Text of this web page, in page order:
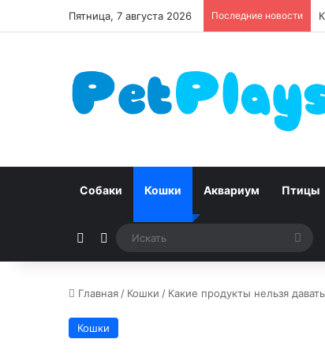
Пятница, 7 августа 2026 Последние новости
Собаки Кошки Аквариум Птицы
Случайная статья
Switch skin
Главная / Кошки / Какие продукты нельзя
Кошки